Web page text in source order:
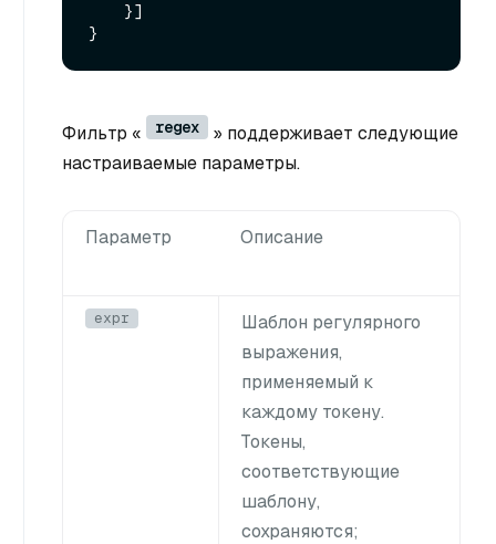
Фильтр « regex
» поддерживает следующие
настраиваемые параметры.
Параметр Описание
expr
Шаблон регулярного
выражения,
применяемый к
каждому токену.
Токены,
соответствующие
шаблону,
сохраняются;